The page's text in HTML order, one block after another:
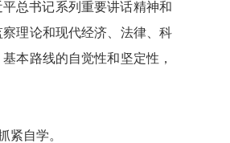
总书记系列重要讲话精神和
理论和现代经济、法律、科
本路线的自觉性和坚定性，
紧自学。